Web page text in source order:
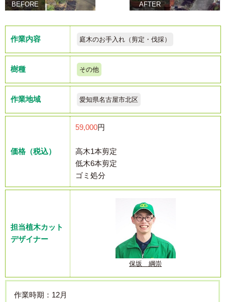
BEFORE AFTER
作業内容 庭木のお手入れ（剪定・伐採）
樹種 その他
作業地域 愛知県名古屋市北区
価格（税込）
59,000円
高木1本剪定
低木6本剪定
ゴミ処分
担当植木カット
デザイナー
保坂 綱崇
作業時期：12月